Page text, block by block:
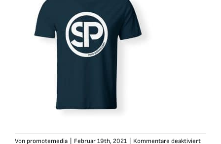
Von promotemedia Februar 19th, 2021 Kommentare deaktiviertfür